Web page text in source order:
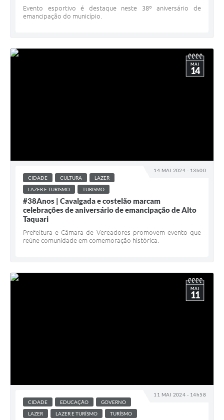
Evento esportivo é destaque neste 38º aniversário de
emancipação do município.
14 MAI 2024 - 13h00
MAI
14
CIDADE CULTURA
LAZER
LAZER E TURÍSMO
TURÍSMO
#38Anos | Cavalgada e costelão marcam
celebrações de aniversário de emancipação de Alto
Taquari
Prefeitura e Câmara de Vereadores promovem evento que
reúne comunidade em comemoração histórica.
11 MAI 2024 - 14h58
MAI
11
CIDADE EDUCAÇÃO
GOVERNO
LAZER
LAZER E TURÍSMO TURÍSMO